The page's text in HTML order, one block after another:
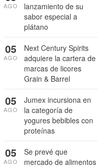
lanzamiento de su
sabor especial a
plátano
AGO
Next Century Spirits
adquiere la cartera de
marcas de licores
Grain & Barrel
05
AGO
Jumex incursiona en
la categoría de
yogures bebibles con
proteínas
05
AGO
Se prevé que
mercado de alimentos
05
AGO